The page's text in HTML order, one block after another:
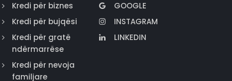
Kredi për biznes
Kredi për bujqësi
Kredi për gratë
ndërmarrëse
Kredi për nevoja
familjare
GOOGLE
INSTAGRAM
LINKEDIN